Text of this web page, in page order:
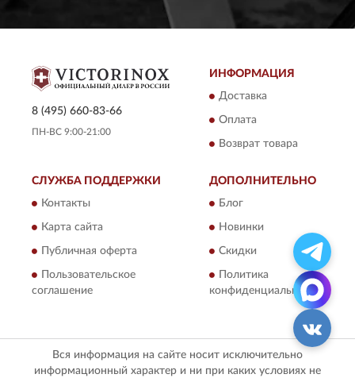
8 (495) 660-83-66
ПН-ВС 9:00-21:00
ИНФОРМАЦИЯ
Доставка
Оплата
Возврат товара
СЛУЖБА ПОДДЕРЖКИ
Контакты
Карта сайта
Публичная оферта
Пользовательское
соглашение
ДОПОЛНИТЕЛЬНО
Блог
Новинки
Скидки
Политика
конфиденциальности
Вся информация на сайте носит исключительно
информационный характер и ни при каких условиях не